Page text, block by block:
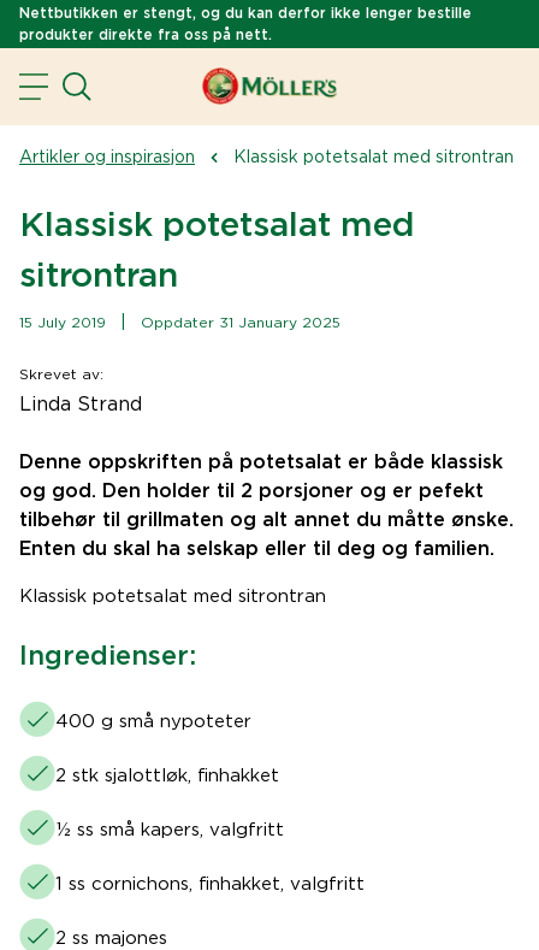
Nettbutikken er stengt, og du kan derfor ikke lenger bestille
produkter direkte fra oss på nett.
Artikler og inspirasjon Klassisk potetsalat med sitrontran
Klassisk potetsalat med
sitrontran
15 July 2019 Oppdater 31 January 2025
Skrevet av:
Linda Strand
Denne oppskriften på potetsalat er både klassisk
og god. Den holder til 2 porsjoner og er pefekt
tilbehør til grillmaten og alt annet du måtte ønske.
Enten du skal ha selskap eller til deg og familien.
Klassisk potetsalat med sitrontran
Ingredienser:
400 g små nypoteter
2 stk sjalottløk, finhakket
½ ss små kapers, valgfritt
1 ss cornichons, finhakket, valgfritt
2 ss majones